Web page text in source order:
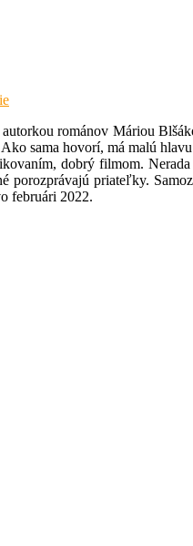
autorkou románov Máriou
sama hovorí, má malú
dobrý filmom.
porozprávajú priateľky.
februári 2022.